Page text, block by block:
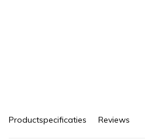
Productspecificaties Reviews